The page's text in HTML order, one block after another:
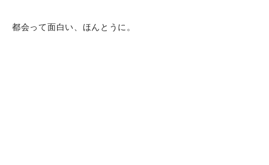
都会って面白い、ほんとうに。